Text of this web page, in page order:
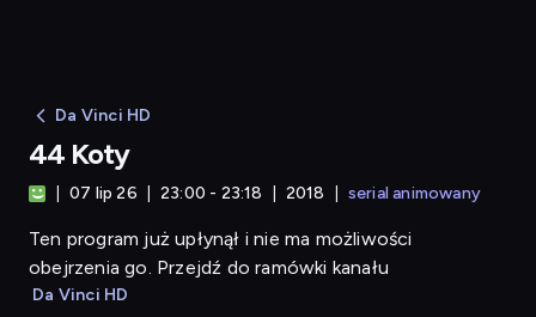
Da Vinci HD
44 Koty
07 lip 26 23:00 - 23:18 2018 serial animowany
Ten program już upłynął i nie ma możliwości
obejrzenia go. Przejdź do ramówki kanału
Da Vinci HD